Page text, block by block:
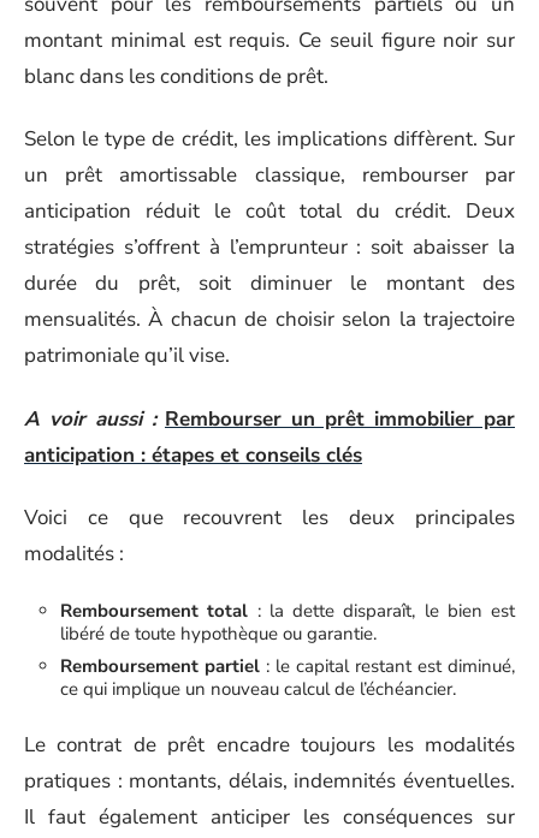
montant minimal est requis. Ce seuil figure noir sur
blanc dans les conditions de prêt.
Selon le type de crédit, les implications diffèrent. Sur
un prêt amortissable classique, rembourser par
anticipation réduit le coût total du crédit. Deux
stratégies s’offrent à l’emprunteur : soit abaisser la
durée du prêt, soit diminuer le montant des
mensualités. À chacun de choisir selon la trajectoire
patrimoniale qu’il vise.
A voir aussi : Rembourser un prêt immobilier par
anticipation : étapes et conseils clés
Voici ce que recouvrent les deux principales
modalités :
Remboursement total : la dette disparaît, le bien est
libéré de toute hypothèque ou garantie.
Remboursement partiel : le capital restant est diminué,
ce qui implique un nouveau calcul de l’échéancier.
Le contrat de prêt encadre toujours les modalités
pratiques : montants, délais, indemnités éventuelles.
Il faut également anticiper les conséquences sur